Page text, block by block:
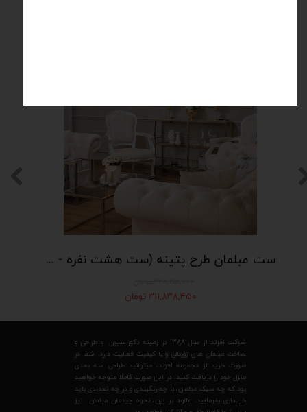
ست مبلمان طرح پتینه (ست هشت نفره - شامل دو عدد کاناپه چستر سه نفره و دو عدد مبل تکی درباری)
۳۱۱,۸۳۸,۴۵۰ تومان
شرکت افرند از سال 1388 در زمینه دکوراسیون و طراحی و
ساخت مبلمان های ژورنالی و با کیفیت فعالیت دارد. شما در
صورت خرید از مجموعه افرند، میتوانید طراحی سه بعدی
منزل خود را دریافت کنید. در این صورت کاملا متوجه خواهید
بود که چه سبک مبلمان، با چه رنگبندی و در چه تعدادی باید
خریداری بفرمایید. علاوه بر این، نحوه چیدمان مبلمان نیز